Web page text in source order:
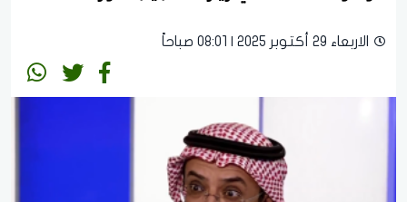
الاربعاء 29 أكتوبر 2025 | 08:01 صباحاً